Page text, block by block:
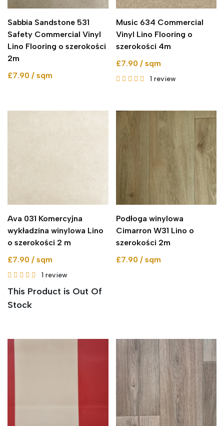
Sabbia Sandstone 531
Safety Commercial Vinyl
Lino Flooring o szerokości
2m
£7.90 / sqm
Music 634 Commercial
Vinyl Lino Flooring o
szerokości 4m
£7.90 / sqm
1review
Ava 031 Komercyjna
wykładzina winylowa Lino
o szerokości 2 m
£7.90 / sqm
1 review
This Product is Out Of
Stock
Podłoga winylowa
Cimarron W31 Lino o
szerokości 2m
£7.90 / sqm